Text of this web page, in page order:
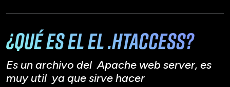
¿Qué es el el .htaccess?
Es un archivo del Apache web server, es
muy util ya que sirve hacer